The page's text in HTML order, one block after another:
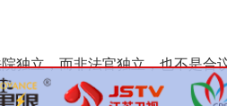
独立，而非法官独立，也不是合